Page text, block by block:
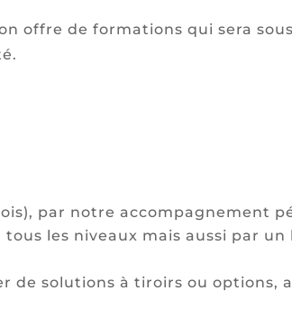
offre de formations qui sera
par notre accompagnement
les niveaux mais aussi par un
de solutions à tiroirs ou options,